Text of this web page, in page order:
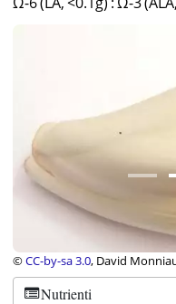
©CC-by-sa 3.0, David
Nutrienti